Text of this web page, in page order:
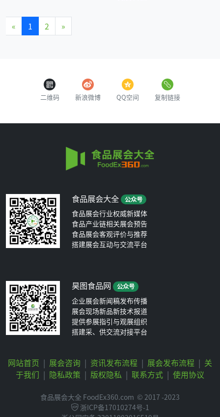
« 1 2 »
二维码 新浪微博 QQ空间 复制链接
食品展会大全 公众号
食品展会行业权威新媒体
食品产业链相关展会预告
食品展会客观评价与推荐
搭建展会互动与交流平台
昊图食品网 公众号
企业展会新闻稿发布传播
展会现场新品新技术报道
提供参展指引与观展组织
搭建采、供交流对接平台
网站首页 | 展会咨询 | 资讯发布流程 | 展会发布流程 | 关
于我们 | 隐私政策 | 版权隐私 | 联系方式 | 使用协议
食品展会大全 FoodEx360.com © 2017 -2023
浙ICP备17010274号-1